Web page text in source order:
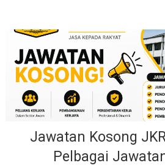
Jawatan Kosong
Pelbagai